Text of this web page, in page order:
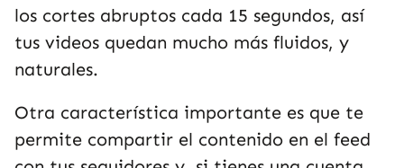
los cortes abruptos cada 15 segundos, así
tus videos quedan mucho más fluidos, y
naturales.
Otra característica importante es que te
permite compartir el contenido en el feed